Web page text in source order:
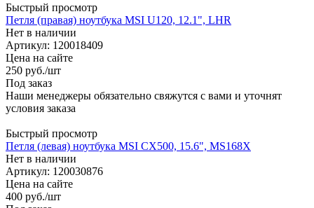
Быстрый просмотр
Петля (правая) ноутбука MSI U120, 12.1", LHR
Нет в наличии
Артикул: 120018409
Цена на сайте
250 руб./шт
Под заказ
Наши менеджеры обязательно свяжутся с вами и уточнят
условия заказа
Быстрый просмотр
Петля (левая) ноутбука MSI CX500, 15.6", MS168X
Нет в наличии
Артикул: 120030876
Цена на сайте
400 руб./шт